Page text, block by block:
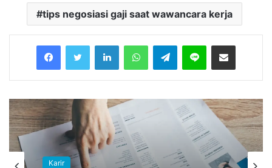
tips negosiasi gaji saat wawancara kerja
Telegram
Karir